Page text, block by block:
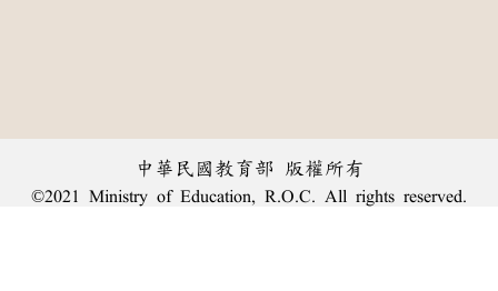
中華民國教育部 版權所有
©2021 Ministry of Education, R.O.C. All rights reserved.